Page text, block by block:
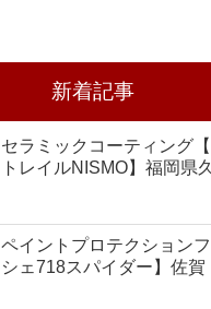
新着記事
セラミックコーティング
トレイルNISMO】福岡県
ペイントプロテクション
シェ718スパイダー】佐賀